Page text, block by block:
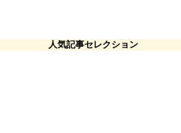
人気記事セレクション